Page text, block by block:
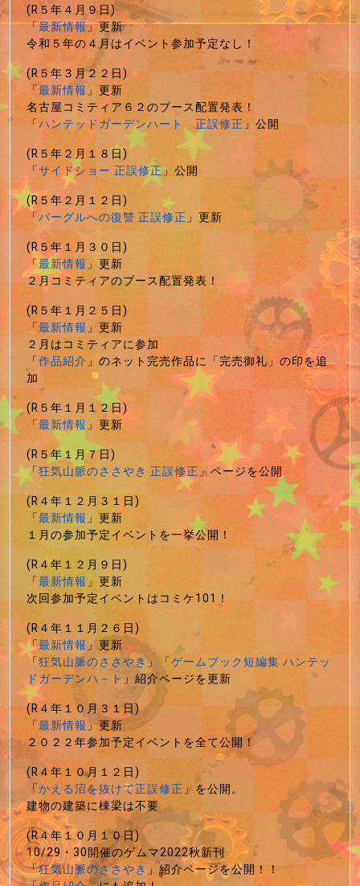
(R５年４月９日)
「最新情報」更新
令和５年の４月はイベント参加予定なし！
(R５年３月２２日)
「最新情報」更新
名古屋コミティア６２のブース配置発表！
「ハンテッドガーデンハート 正誤修正」公開
(R５年２月１８日)
「サイドショー 正誤修正」公開
(R５年２月１２日)
「バーグルへの復讐 正誤修正」更新
(R５年１月３０日)
「最新情報」更新
２月コミティアのブース配置発表！
(R５年１月２５日)
「最新情報」更新
２月はコミティアに参加
「作品紹介」のネット完売作品に「完売御礼」の印を追
加
(R５年１月１２日)
「最新情報」更新
(R５年１月７日)
「狂気山脈のささやき 正誤修正」ページを公開
(R４年１２月３１日)
「最新情報」更新
１月の参加予定イベントを一挙公開！
(R４年１２月９日)
「最新情報」更新
次回参加予定イベントはコミケ101！
(R４年１１月２６日)
「最新情報」更新
「狂気山脈のささやき」「ゲームブック短編集 ハンテッ
ドガーデンハ－ト」紹介ページを更新
(R４年１０月３１日)
「最新情報」更新
２０２２年参加予定イベントを全て公開！
(R４年１０月１２日)
「かえる沼を抜けて正誤修正」を公開。
建物の建築に棟梁は不要
(R４年１０月１０日)
10/29・30開催のゲムマ2022秋新刊
「狂気山脈のささやき 」紹介ページを公開！！